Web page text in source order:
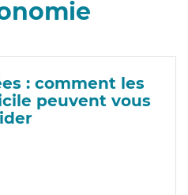
: comment les
peuvent vous